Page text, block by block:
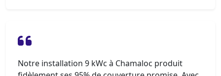
Notre installation 9 kWc à Chamaloc produit